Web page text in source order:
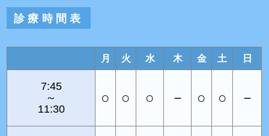
診療時間表
月 火 水 木 金 土 日
7:45
～
11:30
○ ○ ○ － ○ ○ －